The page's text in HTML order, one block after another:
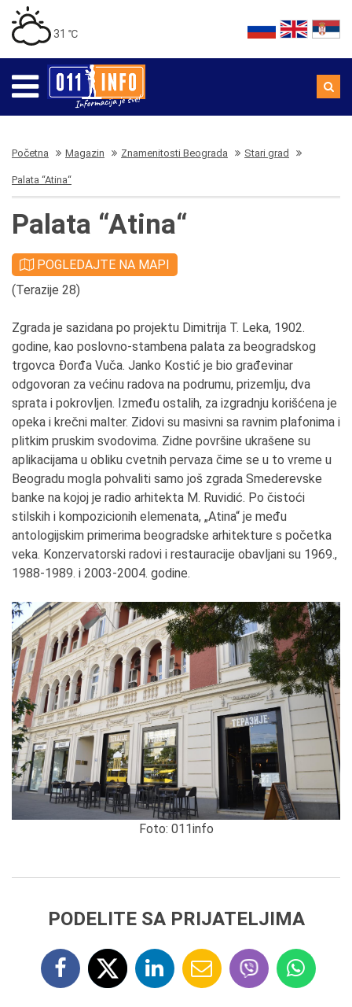
31 ℃
Početna Magazin Znamenitosti Beograda Stari grad
Palata “Atina“
Palata “Atina“
POGLEDAJTE NA MAPI
(Terazije 28)
Zgrada je sazidana po projektu Dimitrija T. Leka, 1902.
godine, kao poslovno-stambena palata za beogradskog
trgovca Đorđa Vuča. Janko Kostić je bio građevinar
odgovoran za većinu radova na podrumu, prizemlju, dva
sprata i pokrovljen. Između ostalih, za izgradnju korišćena je
opeka i krečni malter. Zidovi su masivni sa ravnim plafonima i
plitkim pruskim svodovima. Zidne površine ukrašene su
aplikacijama u obliku cvetnih pervaza čime se u to vreme u
Beogradu mogla pohvaliti samo još zgrada Smederevske
banke na kojoj je radio arhitekta M. Ruvidić. Po čistoći
stilskih i kompozicionih elemenata, „Atina“ je među
antologijskim primerima beogradske arhitekture s početka
veka. Konzervatorski radovi i restauracije obavljani su 1969.,
1988-1989. i 2003-2004. godine.
Foto: 011info
PODELITE SA PRIJATELJIMA